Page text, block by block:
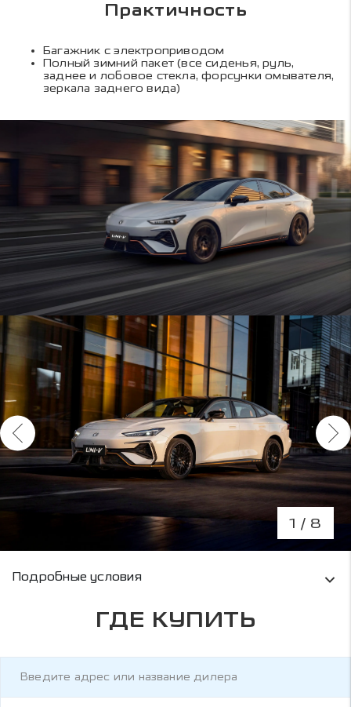
Практичность
Багажник с электроприводом
Полный зимний пакет (все сиденья, руль,
заднее и лобовое стекла, форсунки омывателя,
зеркала заднего вида)
1 / 8
Условия кредитования и информация о
Подробные условия
ГДЕ КУПИТЬ